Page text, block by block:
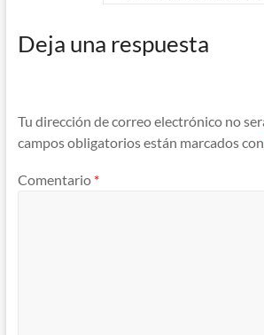
Deja una respuesta
Tu dirección de correo electrónico no
campos obligatorios están marcados con
Comentario *